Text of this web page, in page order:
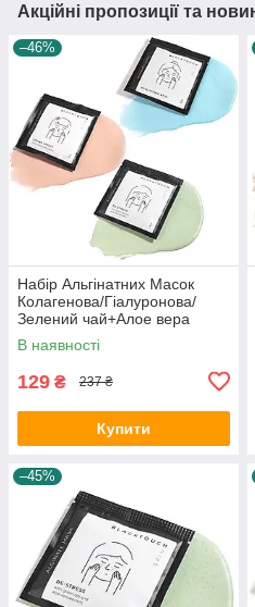
Акційні пропозиції та
–46%
Набір Альгінатних Масок
Колагенова/Гіалуронова/
Зелений чай+Алое вера
В наявності
129 ₴ 237 ₴
Купити
–45%